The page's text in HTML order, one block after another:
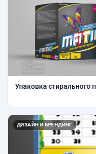
Упаковка стирального
ДИЗАЙН И БРЕНДИНГ